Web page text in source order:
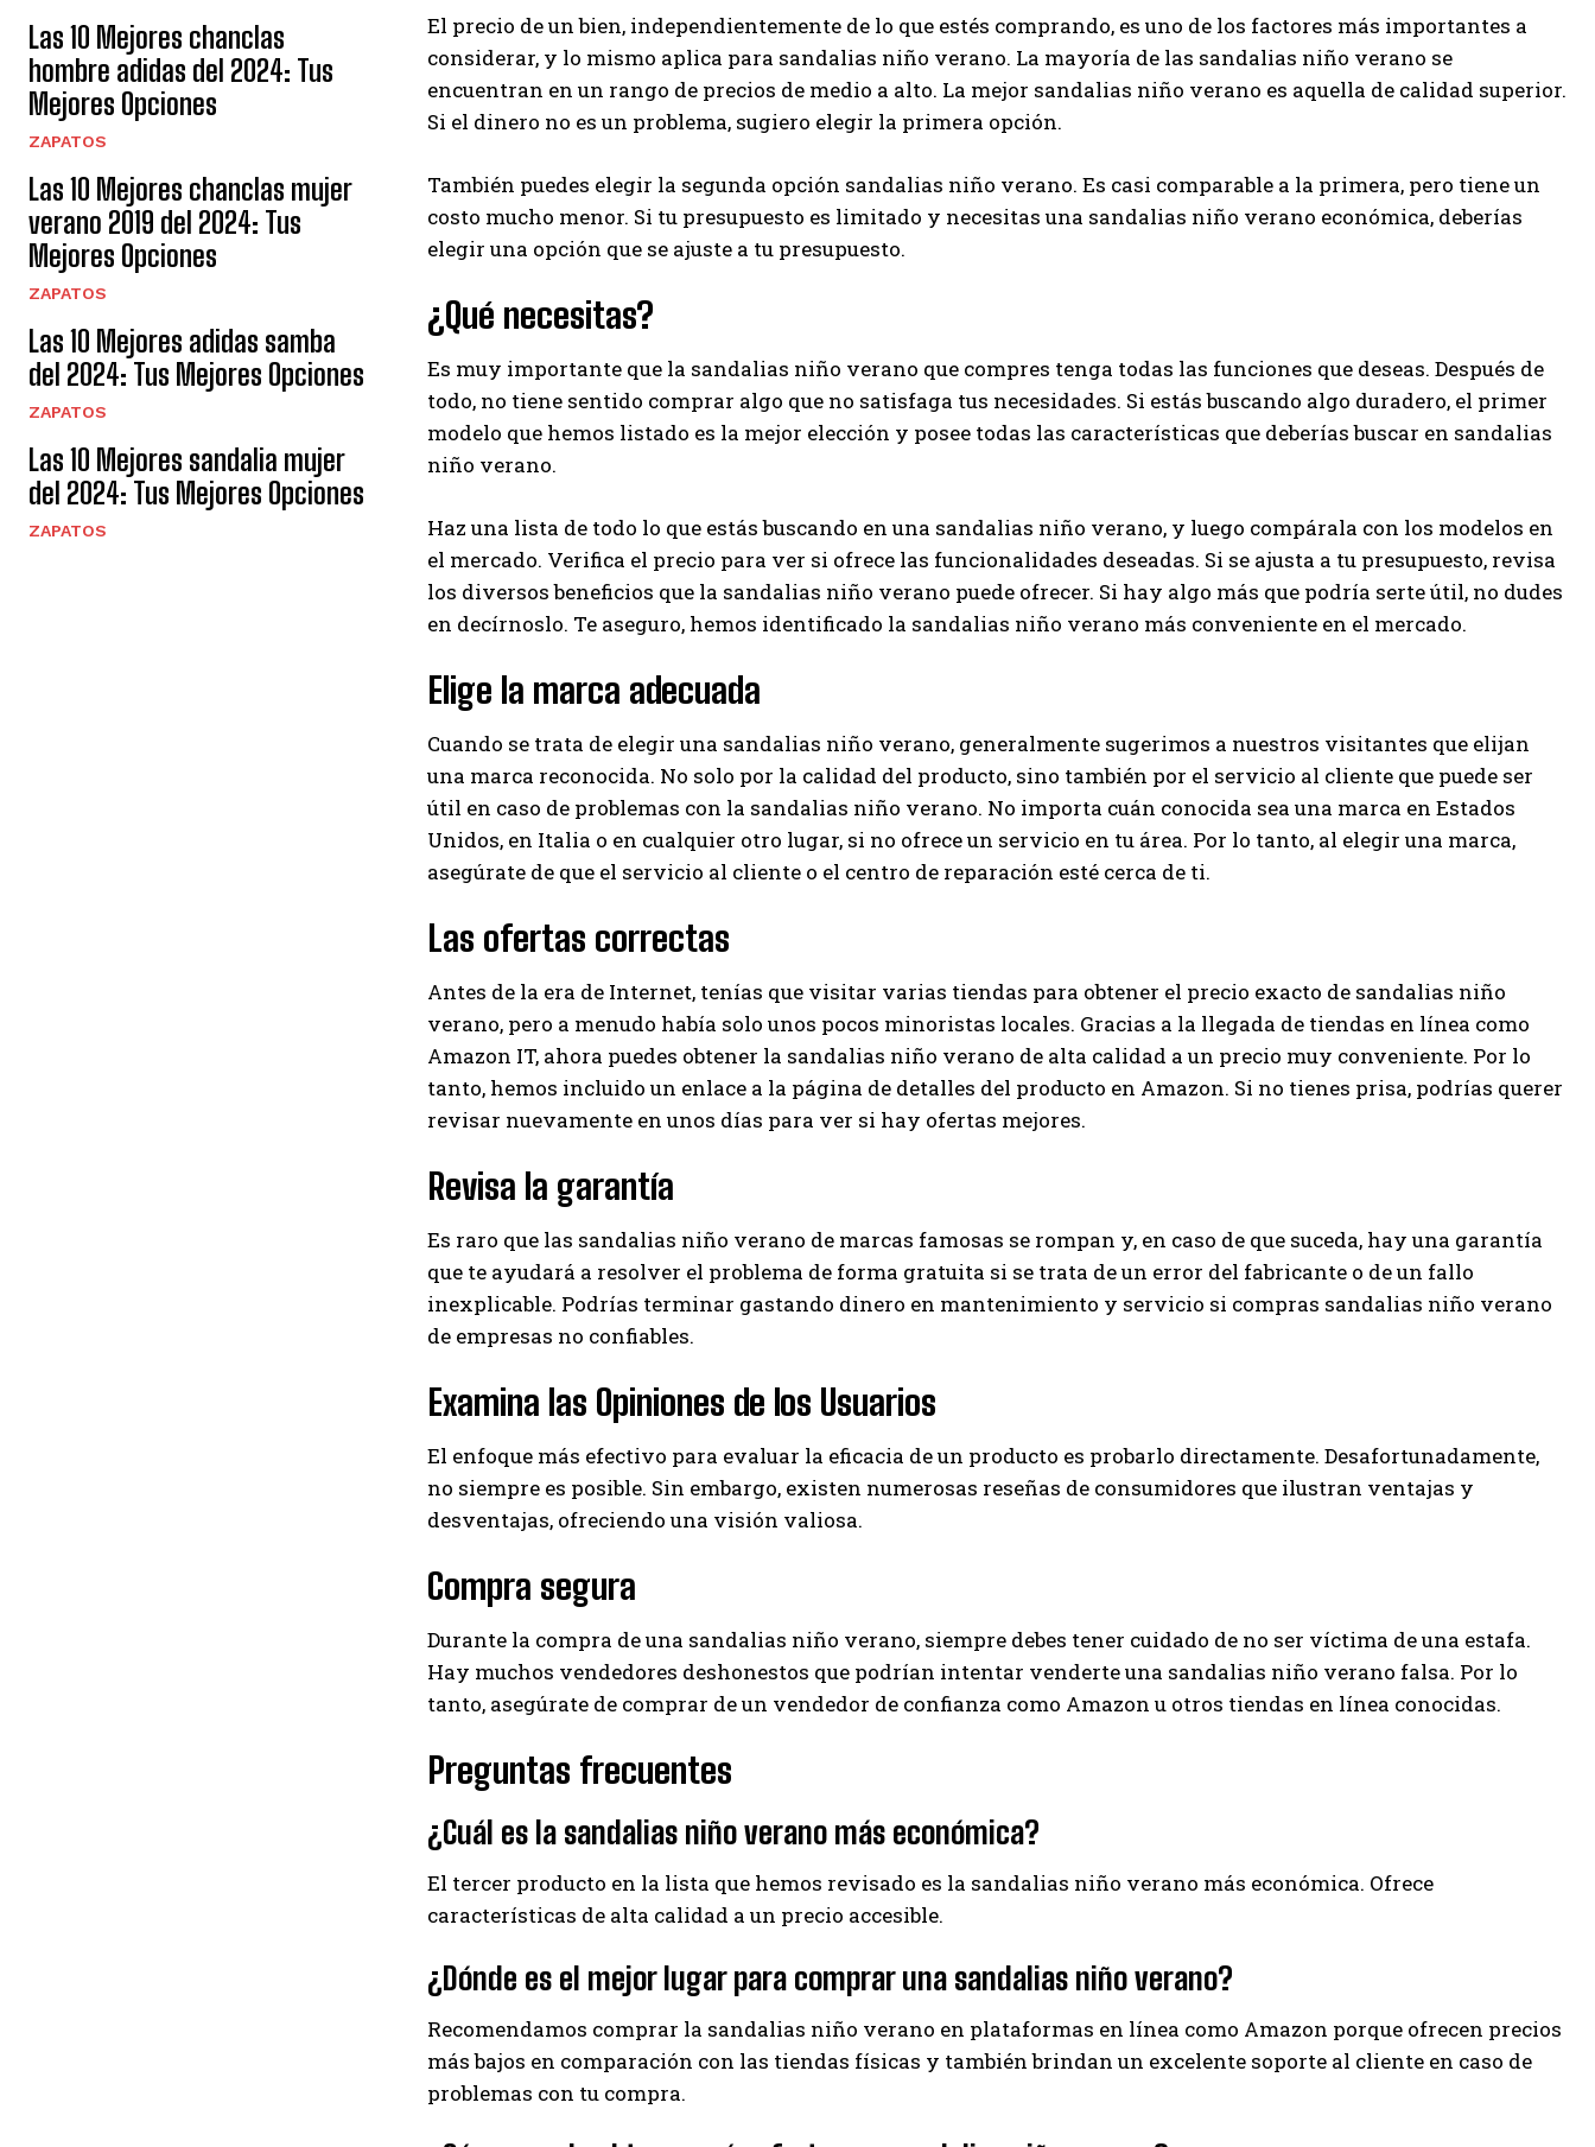
I've read and accept thePrivacy Policy.
Las 10 Mejores chanclas
hombre adidas del 2024: Tus
Mejores Opciones
ZAPATOS
Las 10 Mejores chanclas mujer
verano 2019 del 2024: Tus
Mejores Opciones
ZAPATOS
Las 10 Mejores adidas samba
del 2024: Tus Mejores Opciones
ZAPATOS
Las 10 Mejores sandalia mujer
del 2024: Tus Mejores Opciones
ZAPATOS
El precio de un bien, independientemente de lo que estés comprando, es uno de los factores más importantes a
considerar, y lo mismo aplica para sandalias niño verano. La mayoría de las sandalias niño verano se
encuentran en un rango de precios de medio a alto. La mejor sandalias niño verano es aquella de calidad superior.
Si el dinero no es un problema, sugiero elegir la primera opción.
También puedes elegir la segunda opción sandalias niño verano. Es casi comparable a la primera, pero tiene un
costo mucho menor. Si tu presupuesto es limitado y necesitas una sandalias niño verano económica, deberías
elegir una opción que se ajuste a tu presupuesto.
¿Qué necesitas?
Es muy importante que la sandalias niño verano que compres tenga todas las funciones que deseas. Después de
todo, no tiene sentido comprar algo que no satisfaga tus necesidades. Si estás buscando algo duradero, el primer
modelo que hemos listado es la mejor elección y posee todas las características que deberías buscar en sandalias
niño verano.
Haz una lista de todo lo que estás buscando en una sandalias niño verano, y luego compárala con los modelos en
el mercado. Verifica el precio para ver si ofrece las funcionalidades deseadas. Si se ajusta a tu presupuesto, revisa
los diversos beneficios que la sandalias niño verano puede ofrecer. Si hay algo más que podría serte útil, no dudes
en decírnoslo. Te aseguro, hemos identificado la sandalias niño verano más conveniente en el mercado.
Elige la marca adecuada
Cuando se trata de elegir una sandalias niño verano, generalmente sugerimos a nuestros visitantes que elijan
una marca reconocida. No solo por la calidad del producto, sino también por el servicio al cliente que puede ser
útil en caso de problemas con la sandalias niño verano. No importa cuán conocida sea una marca en Estados
Unidos, en Italia o en cualquier otro lugar, si no ofrece un servicio en tu área. Por lo tanto, al elegir una marca,
asegúrate de que el servicio al cliente o el centro de reparación esté cerca de ti.
Las ofertas correctas
Antes de la era de Internet, tenías que visitar varias tiendas para obtener el precio exacto de sandalias niño
verano, pero a menudo había solo unos pocos minoristas locales. Gracias a la llegada de tiendas en línea como
Amazon IT, ahora puedes obtener la sandalias niño verano de alta calidad a un precio muy conveniente. Por lo
tanto, hemos incluido un enlace a la página de detalles del producto en Amazon. Si no tienes prisa, podrías querer
revisar nuevamente en unos días para ver si hay ofertas mejores.
Revisa la garantía
Es raro que las sandalias niño verano de marcas famosas se rompan y, en caso de que suceda, hay una garantía
que te ayudará a resolver el problema de forma gratuita si se trata de un error del fabricante o de un fallo
inexplicable. Podrías terminar gastando dinero en mantenimiento y servicio si compras sandalias niño verano
de empresas no confiables.
Examina las Opiniones de los Usuarios
El enfoque más efectivo para evaluar la eficacia de un producto es probarlo directamente. Desafortunadamente,
no siempre es posible. Sin embargo, existen numerosas reseñas de consumidores que ilustran ventajas y
desventajas, ofreciendo una visión valiosa.
Compra segura
Durante la compra de una sandalias niño verano, siempre debes tener cuidado de no ser víctima de una estafa.
Hay muchos vendedores deshonestos que podrían intentar venderte una sandalias niño verano falsa. Por lo
tanto, asegúrate de comprar de un vendedor de confianza como Amazon u otros tiendas en línea conocidas.
Preguntas frecuentes
¿Cuál es la sandalias niño verano más económica?
El tercer producto en la lista que hemos revisado es la sandalias niño verano más económica. Ofrece
características de alta calidad a un precio accesible.
¿Dónde es el mejor lugar para comprar una sandalias niño verano?
Recomendamos comprar la sandalias niño verano en plataformas en línea como Amazon porque ofrecen precios
más bajos en comparación con las tiendas físicas y también brindan un excelente soporte al cliente en caso de
problemas con tu compra.